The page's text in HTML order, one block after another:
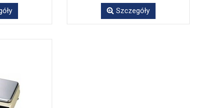
Szczegóły